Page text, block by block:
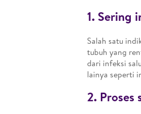
1. Sering
Salah satu
tubuh yang
dari infeksi
lainya seperti
2. Proses